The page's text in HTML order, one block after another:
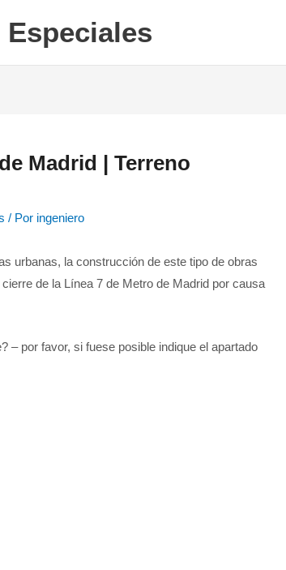
Madrid | Terreno
/ Por ingeniero
urbanas, la construcción de este tipo de obras
de la Línea 7 de Metro de Madrid por causa
– por favor, si fuese posible indique el apartado